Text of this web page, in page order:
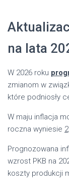
na lata
W 2026 roku
zmianom w
które podniosły
W maju inflacja
roczna wyniesie
Prognozowana
wzrost PKB na
koszty produkcji